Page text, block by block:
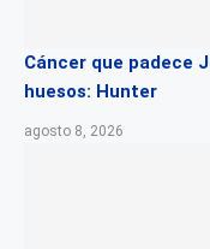
Cáncer que padece
huesos: Hunter
agosto 8, 2026